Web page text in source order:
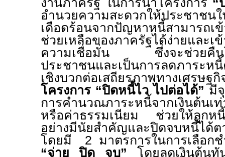
อำนวยความสะดวกให้ประชา
เดือดร้อนจากปัญหาหนี้สามารถเ
ช่วยเหลือของภาครัฐได้ง่ายและเ
ความเชื่อมั่น ซึ่งจะช่วยคืนโอ
ประชาชนและเป็นการลดภาระ
เชิงบวกต่อเสถียรภาพทางเศรษฐ
โครงการ “ปิดหนี้ไว ไปต่อได้” มี
การคำนวณภาระหนี้จากเงินต้น
หรือค่าธรรมเนียม ช่วยให้ลูกห
อย่างมีนัยสำคัญและปิดจบหนี้ได้ต
โดยมี 2 มาตรการในการเลือ
“จ่าย ปิด จบ” โดยลดเงินต้น